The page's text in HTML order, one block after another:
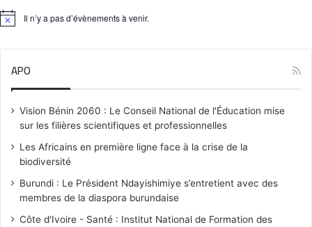
N
Il n’y a pas d’évènements à venir.
APO
Vision Bénin 2060 : Le Conseil National de l'Éducation mise
sur les filières scientifiques et professionnelles
Les Africains en première ligne face à la crise de la
biodiversité
Burundi : Le Président Ndayishimiye s’entretient avec des
membres de la diaspora burundaise
Côte d'Ivoire - Santé : Institut National de Formation des